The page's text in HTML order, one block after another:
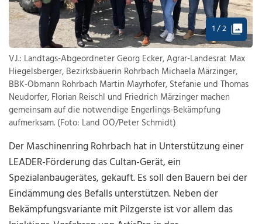
1 / 2
V.l.: Landtags-Abgeordneter Georg Ecker, Agrar-Landesrat Max
Hiegelsberger, Bezirksbäuerin Rohrbach Michaela Märzinger,
BBK-Obmann Rohrbach Martin Mayrhofer, Stefanie und Thomas
Neudorfer, Florian Reischl und Friedrich Märzinger machen
gemeinsam auf die notwendige Engerlings-Bekämpfung
aufmerksam. (Foto: Land OÖ/Peter Schmidt)
Der Maschinenring Rohrbach hat in Unterstützung einer
LEADER-Förderung das Cultan-Gerät, ein
Spezialanbaugerätes, gekauft. Es soll den Bauern bei der
Eindämmung des Befalls unterstützen. Neben der
Bekämpfungsvariante mit Pilzgerste ist vor allem das